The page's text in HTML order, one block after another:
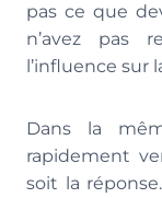
pas ce que
n’avez pas
l’influence sur
Dans la
rapidement
soit la